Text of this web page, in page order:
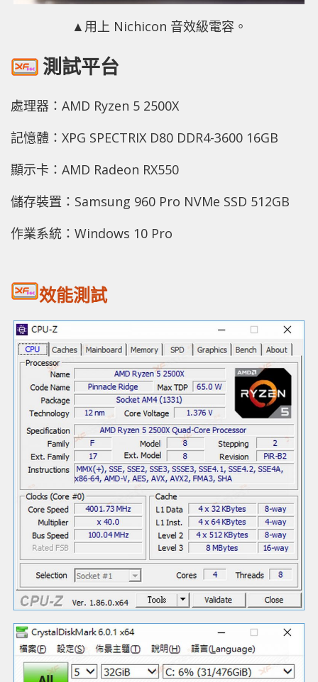
▲用上 Nichicon 音效級電容。
測試平台
處理器：AMD Ryzen 5 2500X
記憶體：XPG SPECTRIX D80 DDR4-3600 16GB
顯示卡：AMD Radeon RX550
儲存裝置：Samsung 960 Pro NVMe SSD 512GB
作業系統：Windows 10 Pro
效能測試